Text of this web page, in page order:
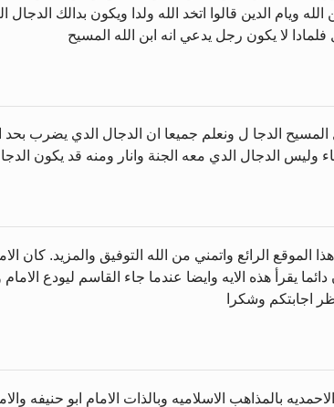
ويام الدين قالوا اتخد الله ولدا ويكون بدالك
لا يكون رجل يدعي انه ابن الله المسيح
الدجا ل ونعلم جميعا ان الدجال الدي يضرب
الدجال الدي معه الجنة وانار ومنه قد يكون
الموقع الرائع واتمني من الله التوفيق والمزيد. كان
دائما يقرأ هذه الايه وايضا عندما جاء القاسم ليودع
اجابتكم وشكرا
بالمذاهب الاسلاميه وبالذات الامام ابو حنيفه